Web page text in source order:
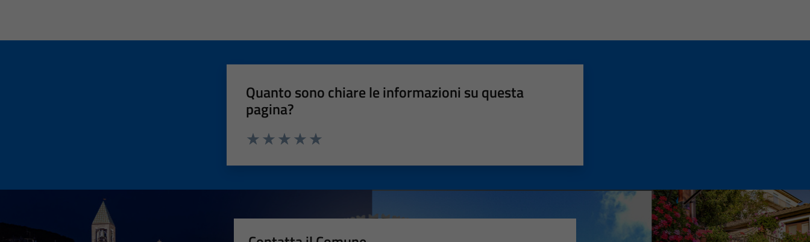
Quanto sono chiare le informazioni su questa
pagina?